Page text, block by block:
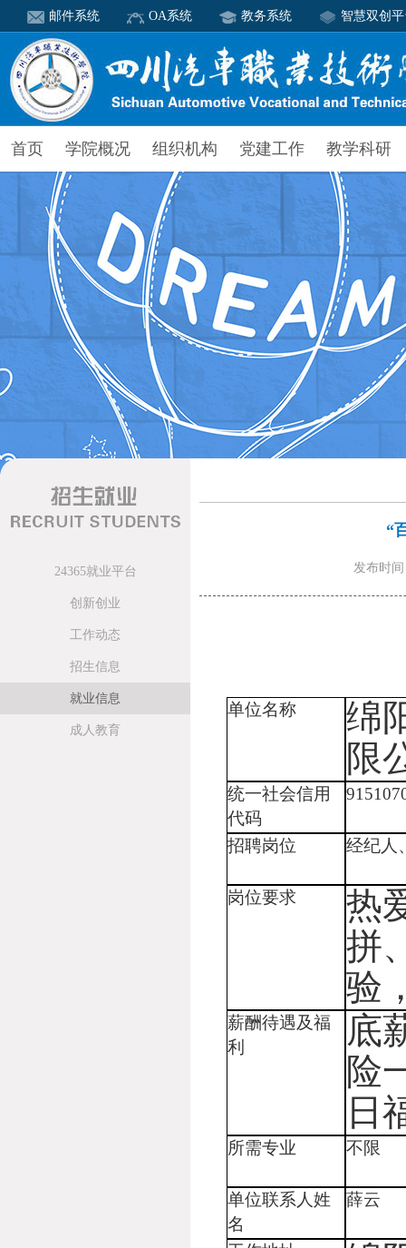
邮件系统 OA系统 教务系统 智慧双创
首页 学院概况 组织机构 党建工作 教学科研
24365就业平台
创新创业
工作动态
招生信息
就业信息
成人教育
“
发布时间
单位名称
绵
限
统一社会信用
代码
招聘岗位 经纪人
岗位要求
热
拼
验
薪酬待遇及福
利
底
险
日
所需专业 不限
单位联系人姓
名
薛云